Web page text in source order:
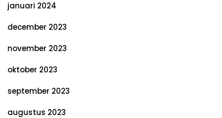
januari 2024
december 2023
november 2023
oktober 2023
september 2023
augustus 2023